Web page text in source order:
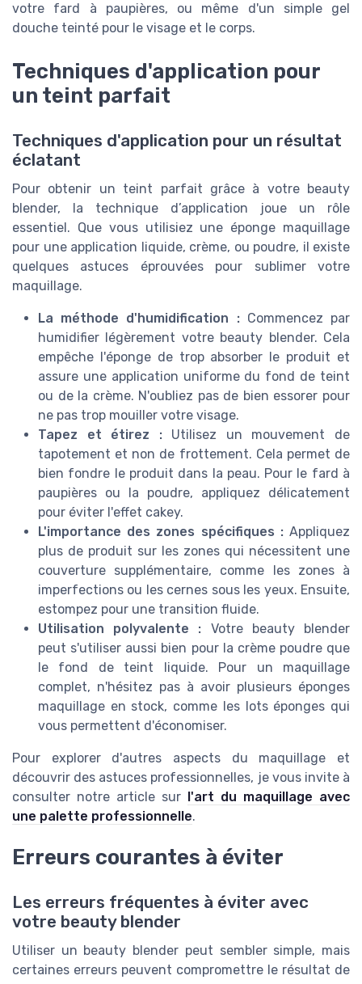
votre fard à paupières, ou même d'un simple gel
douche teinté pour le visage et le corps.
Techniques d'application pour
un teint parfait
Techniques d'application pour un résultat
éclatant
Pour obtenir un teint parfait grâce à votre beauty
blender, la technique d’application joue un rôle
essentiel. Que vous utilisiez une éponge maquillage
pour une application liquide, crème, ou poudre, il existe
quelques astuces éprouvées pour sublimer votre
maquillage.
La méthode d'humidification :Commencez par
humidifier légèrement votre beauty blender. Cela
empêche l'éponge de trop absorber le produit et
assure une application uniforme du fond de teint
ou de la crème. N'oubliez pas de bien essorer pour
ne pas trop mouiller votre visage.
Tapez et étirez :Utilisez un mouvement de
tapotement et non de frottement. Cela permet de
bien fondre le produit dans la peau. Pour le fard à
paupières ou la poudre, appliquez délicatement
pour éviter l'effet cakey.
L'importance des zones spécifiques :Appliquez
plus de produit sur les zones qui nécessitent une
couverture supplémentaire, comme les zones à
imperfections ou les cernes sous les yeux. Ensuite,
estompez pour une transition fluide.
Utilisation polyvalente : Votre beauty blender
peut s'utiliser aussi bien pour la crème poudre que
le fond de teint liquide. Pour un maquillage
complet, n'hésitez pas à avoir plusieurs éponges
maquillage en stock, comme les lots éponges qui
vous permettent d'économiser.
Pour explorer d'autres aspects du maquillage et
découvrir des astuces professionnelles, je vous invite à
consulter notre article sur
l'art du maquillage avec
une palette professionnelle.
Erreurs courantes à éviter
Les erreurs fréquentes à éviter avec
votre beauty blender
Utiliser un beauty blender peut sembler simple, mais
certaines erreurs peuvent compromettre le résultat de